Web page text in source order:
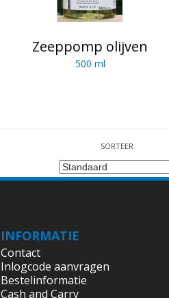
Zeeppomp olijven
500 ml
SORTEER
INFORMATIE
Contact
Inlogcode aanvragen
Bestelinformatie
Cash and Carry